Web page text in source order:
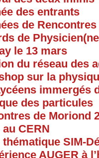
des entrants
de
de
le 13 mars
du réseau des
sur la
immergés
des particules
de Moriond
CERN
thématique SIM-
AUGER à